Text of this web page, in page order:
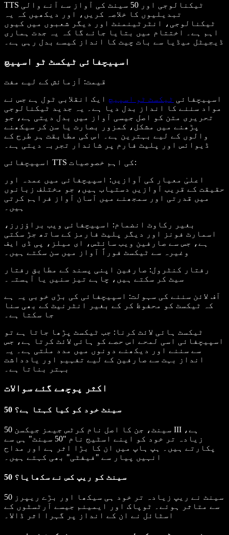
TTS ٹیکنالوجی اور 50 سینٹ کی آواز سے آنے والی
تبدیلیوں کا خلاصہ کریں، اور دیکھیں کہ یہ
ٹیکنالوجی، انٹرٹینمنٹ اور دیگر شعبوں میں کیوں
اہم ہے۔ اختتام میں بتایا جائے گا کہ یہ جدت ہماری
ڈیجیٹل میڈیا سے بات چیت کا انداز کیسے بدل رہی ہے۔
اسپیچفائی ٹیکسٹ ٹو اسپیچ
قیمت: آزمائش کے لیے مفت
اسپیچفائی ٹیکسٹ ٹو اسپیچ ایک انقلابی ٹول ہے جس نے
مواد سننے کا انداز بدل دیا ہے۔ یہ جدید ٹیکنالوجی
تحریری متن کو اصل جیسی آواز میں بدل دیتی ہے، جو
پڑھنے میں مشکل، کمزور بصارت یا سن کر سیکھنے
والوں کے لیے بہترین ہے۔ اس کی مطابقت ہر طرح کے
ڈیوائس اور پلیٹ فارم پر شاندار تجربہ دیتی ہے۔
اسپیچفائی TTS کی اہم خصوصیات:
اعلیٰ معیار کی آوازیں: اسپیچفائی میں عمدہ اور
حقیقت کے قریب آوازیں دستیاب ہیں، جو مختلف زبانوں
میں قدرتی اور سمجھنے میں آسان آواز فراہم کرتی
ہیں۔
بغیر رکاوٹ انضمام: اسپیچفائی ویب براؤزرز،
اسمارٹ فونز اور دیگر پلیٹ فارمز کے ساتھ جڑ سکتی
ہے، جس سے صارفین ویب سائٹس، ای میلز، پی ڈی ایف
وغیرہ سے ٹیکسٹ فوراً آواز میں سن سکتے ہیں۔
رفتار کنٹرول: صارفین اپنی پسند کے مطابق رفتار
سیٹ کر سکتے ہیں، چاہے تیز سنیں یا آہستہ۔
آف لائن سننے کی سہولت: اسپیچفائی کی بڑی خوبی یہ ہے
کہ ٹیکسٹ کو محفوظ کر کے بغیر انٹرنیٹ کے بھی سنا
جا سکتا ہے۔
ٹیکسٹ ہائی لائٹ کرنا : جب ٹیکسٹ پڑھا جاتا ہے تو
اسپیچفائی اسی لمحے اس حصے کو ہائی لائٹ کرتا ہے، جس
سے سننے اور دیکھنے دونوں میں مدد ملتی ہے۔ یہ
انداز بہت سے صارفین کے لیے تفہیم اور یادداشت
بہتر بناتا ہے۔
اکثر پوچھے گئے سوالات
50 سینٹ خود کو کیا کہتا ہے؟
50 سینٹ، جن کا اصل نام کرٹس جیمز جیکسن III ہے،
زیادہ تر خود کو اپنے اسٹیج نام "50 سینٹ" ہی سے
پکارتے ہیں۔ ہپ ہاپ میں ان کا بڑا اثر ہے اور مداح
انہیں پیار سے "فیفٹی" بھی کہتے ہیں۔
50 سینٹ کو ریپ کس نے سکھایا؟
50 سینٹ نے ریپ زیادہ تر خود ہی سیکھا اور بڑے ریپرز
سے متاثر ہوئے۔ ٹوپاک اور ایمینم جیسے آرٹسٹوں کے
اسٹائل نے ان کے انداز پر گہرا اثر ڈالا۔